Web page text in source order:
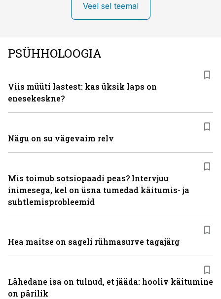
Veel sel teemal
PSÜHHOLOOGIA
Viis müüti lastest: kas üksik laps on
enesekeskne?
Nägu on su vägevaim relv
Mis toimub sotsiopaadi peas? Intervjuu
inimesega, kel on üsna tumedad käitumis- ja
suhtlemisprobleemid
Hea maitse on sageli rühmasurve tagajärg
Lähedane isa on tulnud, et jääda: hooliv käitumine
on pärilik